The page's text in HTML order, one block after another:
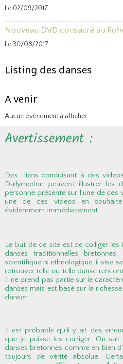
Le 02/09/2017
Nouveau DVD consacré au
Le 30/08/2017
Listing des danses
A venir
Aucun évènement à afficher.
Avertissement :
Des liens conduisant à des
Dailymotion peuvent illustrer les
personne présente sur l'une de ces
une de ces videos en
évidemment immédiatement
Le but de ce site est de colliger les
danses traditionnelles
scientifique ni ethnologique, il vise
retrouver telle ou telle danse
Il ne prend pas partie sur le
danses mais est basé sur la
danser
Il est probable qu'il y ait des
que je puisse les corriger. On
danses bretonnes comme en bien
toujours de vérité absolue.